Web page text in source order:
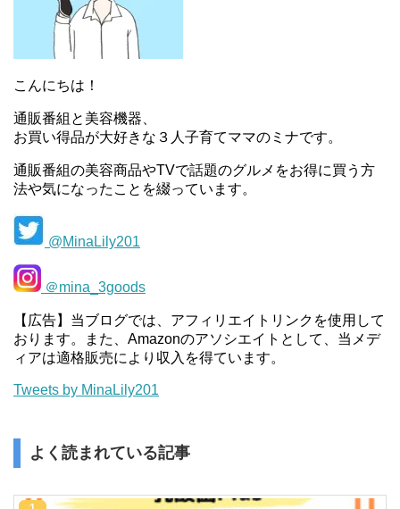
こんにちは！
通販番組と美容機器、
お買い得品が大好きな３人子育てママのミナです。
通販番組の美容商品やTVで話題のグルメをお得に買う方
法や気になったことを綴っています。
@MinaLily201
＠mina_3goods
【広告】当ブログでは、アフィリエイトリンクを使用して
おります。また、Amazonのアソシエイトとして、当メデ
ィアは適格販売により収入を得ています。
Tweets by MinaLily201
よく読まれている記事